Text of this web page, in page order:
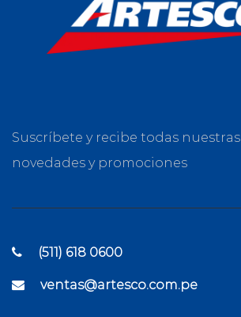
Suscríbete y recibe todas nuestras
novedades y promociones
(511) 618 0600
ventas@artesco.com.pe